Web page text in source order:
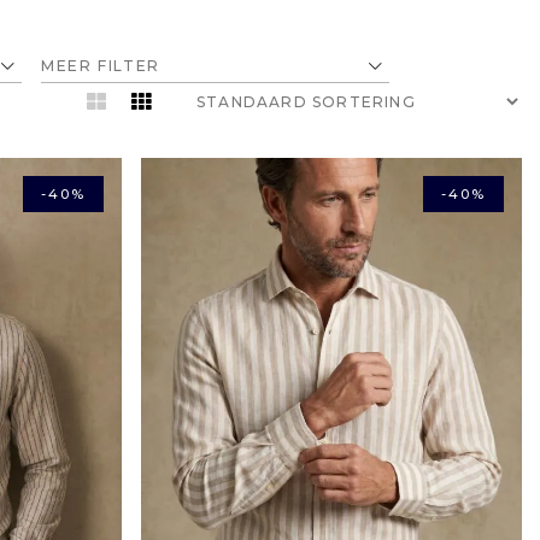
MEER FILTER
-40% -40%